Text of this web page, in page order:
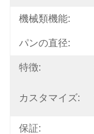
機械類機能:
パンの直径:
特徴:
カスタマイズ:
保証: